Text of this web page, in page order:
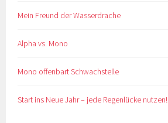
Mein Freund der Wasserdrache
Alpha vs. Mono
Mono offenbart Schwachstelle
Start ins Neue Jahr – jede Regenlücke nutzen!